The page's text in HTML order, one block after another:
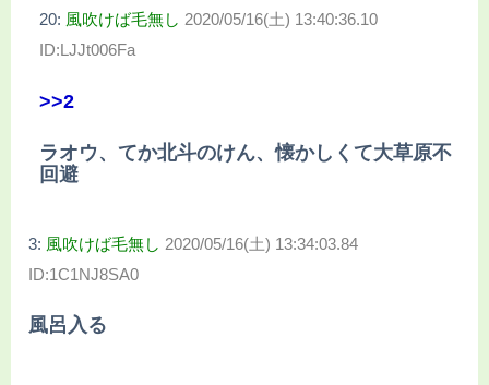
20: 風吹けば毛無し 2020/05/16(土) 13:40:36.10
ID:LJJt006Fa
>>2
ラオウ、てか北斗のけん、懐かしくて大草原不
回避
3: 風吹けば毛無し 2020/05/16(土) 13:34:03.84
ID:1C1NJ8SA0
風呂入る